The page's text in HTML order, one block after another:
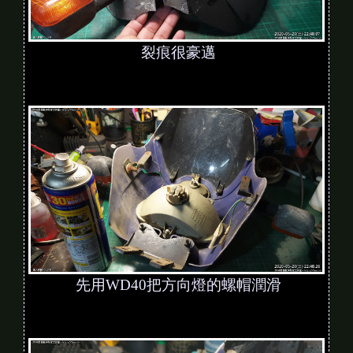
裂痕很豪邁
先用WD40把方向燈的螺帽潤滑